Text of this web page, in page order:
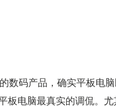
数码产品，确实平板电脑
板电脑最真实的调侃。